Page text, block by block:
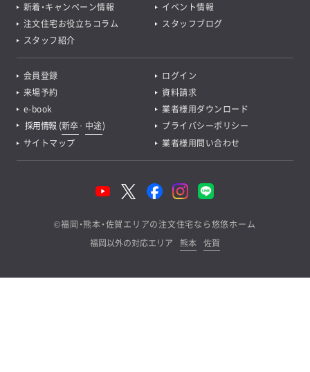
新着・キャンペーン情報
イベント情報
注文住宅お役立ちコラム
スタッフブログ
スタッフ紹介
会員登録
ログイン
来場予約
資料請求
e-book
業者様用ダウンロード
採用情報 (新卒･ 中途)
プライバシーポリシー
サイトマップ
業者様用問い合わせ
©福岡・熊本・佐賀エリアの注文住宅なら悠悠ホーム
福岡以外の対応エリア
熊本 佐賀